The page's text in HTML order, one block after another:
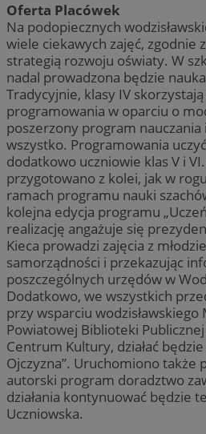
Oferta Placówek
Na podopiecznych
wiele ciekawych zajęć, zgodnie
strategią rozwoju oświaty. W
nadal prowadzona będzie
Tradycyjnie, klasy IV
programowania w oparciu o
poszerzony program
wszystko. Programowania
dodatkowo uczniowie klas V i
przygotowano z kolei, jak w
ramach programu nauki
kolejna edycja programu
realizację angażuje się
Kieca prowadzi zajęcia z
samorządności i przekazując
poszczególnych urzędów w
Dodatkowo, we wszystkich
przy wsparciu
Powiatowej Biblioteki
Centrum Kultury, działać
Ojczyzna”. Uruchomiono także
autorski program doradztwo
działania kontynuować będzie
Uczniowska.